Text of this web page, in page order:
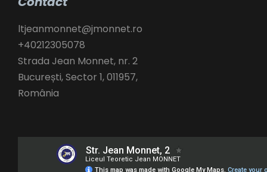
ltjeanmonnet@jmonnet.ro
+40212305078
Strada Jean Monnet, nr. 2
București,Sector 1,011957,
România